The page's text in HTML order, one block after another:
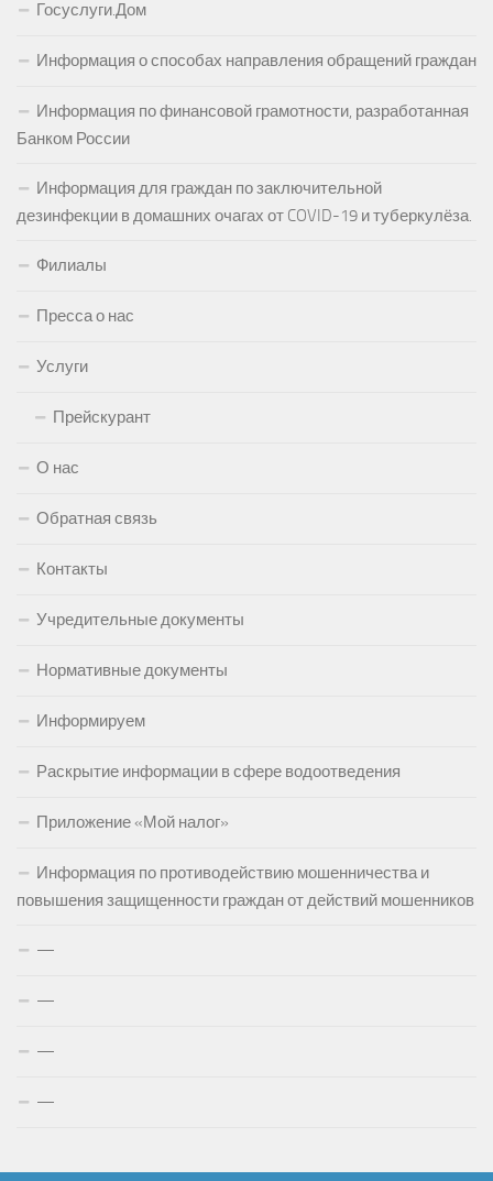
Госуслуги.Дом
Информация о способах направления обращений граждан
Информация по финансовой грамотности, разработанная
Банком России
Информация для граждан по заключительной
дезинфекции в домашних очагах от COVID-19 и туберкулёза.
Филиалы
Пресса о нас
Услуги
Прейскурант
О нас
Обратная связь
Контакты
Учредительные документы
Нормативные документы
Информируем
Раскрытие информации в сфере водоотведения
Приложение «Мой налог»
Информация по противодействию мошенничества и
повышения защищенности граждан от действий мошенников
—
—
—
—